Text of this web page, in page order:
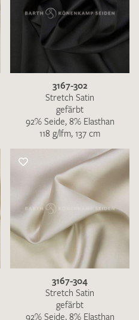
3167-302
Stretch Satin
gefärbt
92% Seide, 8% Elasthan
118 g/lfm, 137 cm
3167-304
Stretch Satin
gefärbt
92% Seide, 8% Elasthan